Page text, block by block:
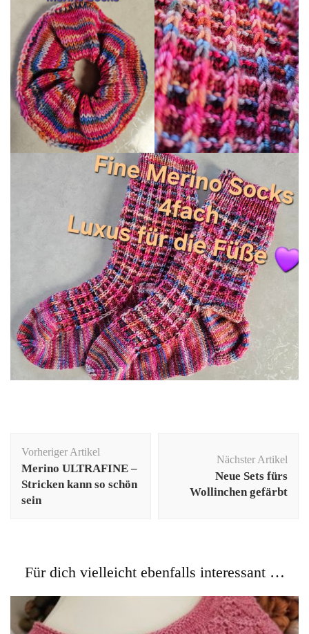
Vorheriger Artikel
Merino ULTRAFINE –
Stricken kann so schön
sein
Nächster Artikel
Neue Sets fürs
Wollinchen gefärbt
Für dich vielleicht ebenfalls interessant …